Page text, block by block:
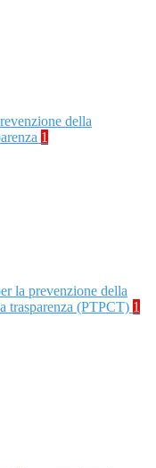
della
1
la prevenzione della
trasparenza (PTPCT) 1